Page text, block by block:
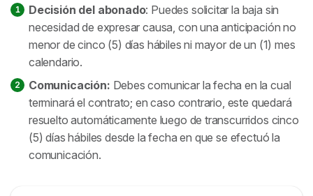
Decisión del abonado: Puedes solicitar la baja sin
necesidad de expresar causa, con una anticipación no
menor de cinco (5) días hábiles ni mayor de un (1) mes
calendario.
Comunicación: Debes comunicar la fecha en la cual
terminará el contrato; en caso contrario, este quedará
resuelto automáticamente luego de transcurridos cinco
(5) días hábiles desde la fecha en que se efectuó la
comunicación.